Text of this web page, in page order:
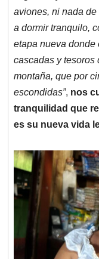
aviones, ni nada
a dormir tranquilo,
etapa nueva donde
cascadas y tesoros
montaña, que por
escondidas”, nos
tranquilidad que
es su nueva vida